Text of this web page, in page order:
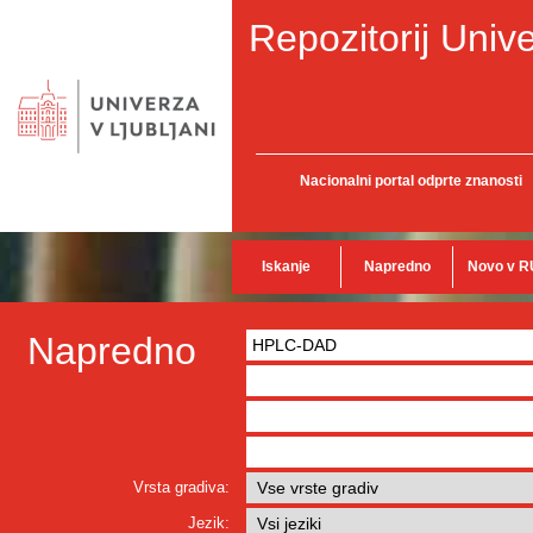
Repozitorij
Nacionalni portal odprte znanosti
Iskanje Napredno Novo v
Napredno
Vrsta gradiva:
Jezik: